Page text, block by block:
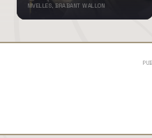
NIVELLES, BRABANT WALLON